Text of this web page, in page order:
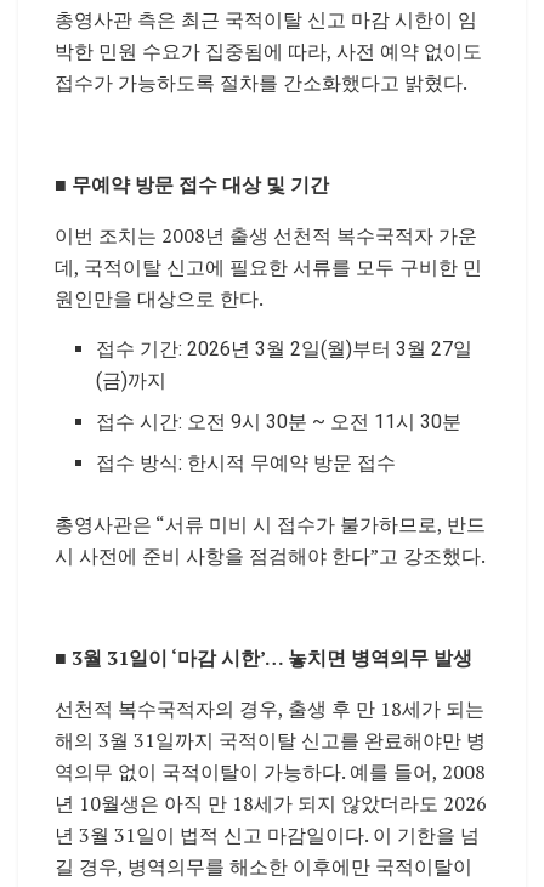
총영사관 측은 최근 국적이탈 신고 마감 시한이 임
박한 민원 수요가 집중됨에 따라, 사전 예약 없이도
접수가 가능하도록 절차를 간소화했다고 밝혔다.
■ 무예약 방문 접수 대상 및 기간
이번 조치는 2008년 출생 선천적 복수국적자 가운
데, 국적이탈 신고에 필요한 서류를 모두 구비한 민
원인만을 대상으로 한다.
접수 기간: 2026년 3월 2일(월)부터 3월 27일
(금)까지
접수 시간: 오전 9시 30분 ~ 오전 11시 30분
접수 방식: 한시적 무예약 방문 접수
총영사관은 “서류 미비 시 접수가 불가하므로, 반드
시 사전에 준비 사항을 점검해야 한다”고 강조했다.
■ 3월 31일이 ‘마감 시한’… 놓치면 병역의무 발생
선천적 복수국적자의 경우, 출생 후 만 18세가 되는
해의 3월 31일까지 국적이탈 신고를 완료해야만 병
역의무 없이 국적이탈이 가능하다. 예를 들어, 2008
년 10월생은 아직 만 18세가 되지 않았더라도 2026
년 3월 31일이 법적 신고 마감일이다. 이 기한을 넘
길 경우, 병역의무를 해소한 이후에만 국적이탈이